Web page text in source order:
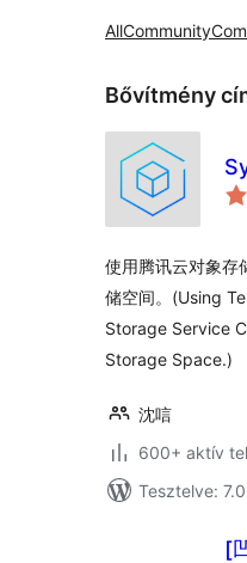
AllCommunity
Bővítmény
使用腾讯云对象存
储空间。(Using
Storage Service
Storage Space.)
沈唁
600+ aktív
Tesztelve:
[